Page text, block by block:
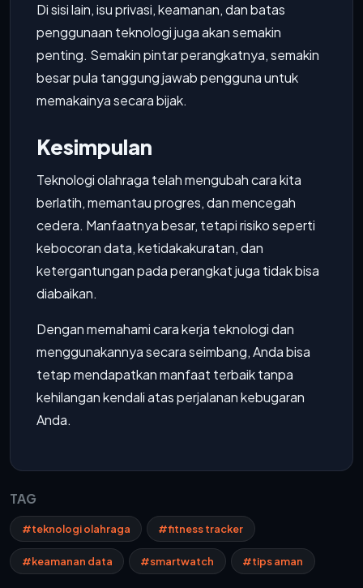
Di sisi lain, isu privasi, keamanan, dan batas
penggunaan teknologi juga akan semakin
penting. Semakin pintar perangkatnya, semakin
besar pula tanggung jawab pengguna untuk
memakainya secara bijak.
Kesimpulan
Teknologi olahraga telah mengubah cara kita
berlatih, memantau progres, dan mencegah
cedera. Manfaatnya besar, tetapi risiko seperti
kebocoran data, ketidakakuratan, dan
ketergantungan pada perangkat juga tidak bisa
diabaikan.
Dengan memahami cara kerja teknologi dan
menggunakannya secara seimbang, Anda bisa
tetap mendapatkan manfaat terbaik tanpa
kehilangan kendali atas perjalanan kebugaran
Anda.
TAG
#teknologi olahraga #fitness tracker
#keamanan data #smartwatch #tips aman